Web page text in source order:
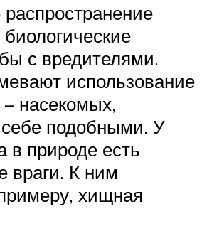
с вредителями.
использование
насекомых,
подобными. У
в природе есть
враги. К ним
хищная